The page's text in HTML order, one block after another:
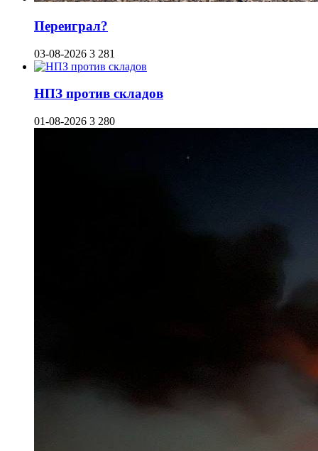
Переиграл?
03-08-2026 3 281
НПЗ против складов
01-08-2026 3 280